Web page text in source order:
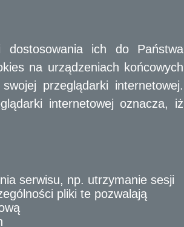
zasobu gminy z powodu zadłużenia
umowa najmu na czas nieoznaczony
złożenia kompletnego wniosku (do tego
ich do Państwa
na urządzeniach końcowych
przeglądarki internetowej.
internetowej oznacza, iż
serwisu, np. utrzymanie sesji
pliki te pozwalają